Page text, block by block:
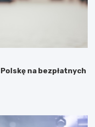
na bezpłatnych